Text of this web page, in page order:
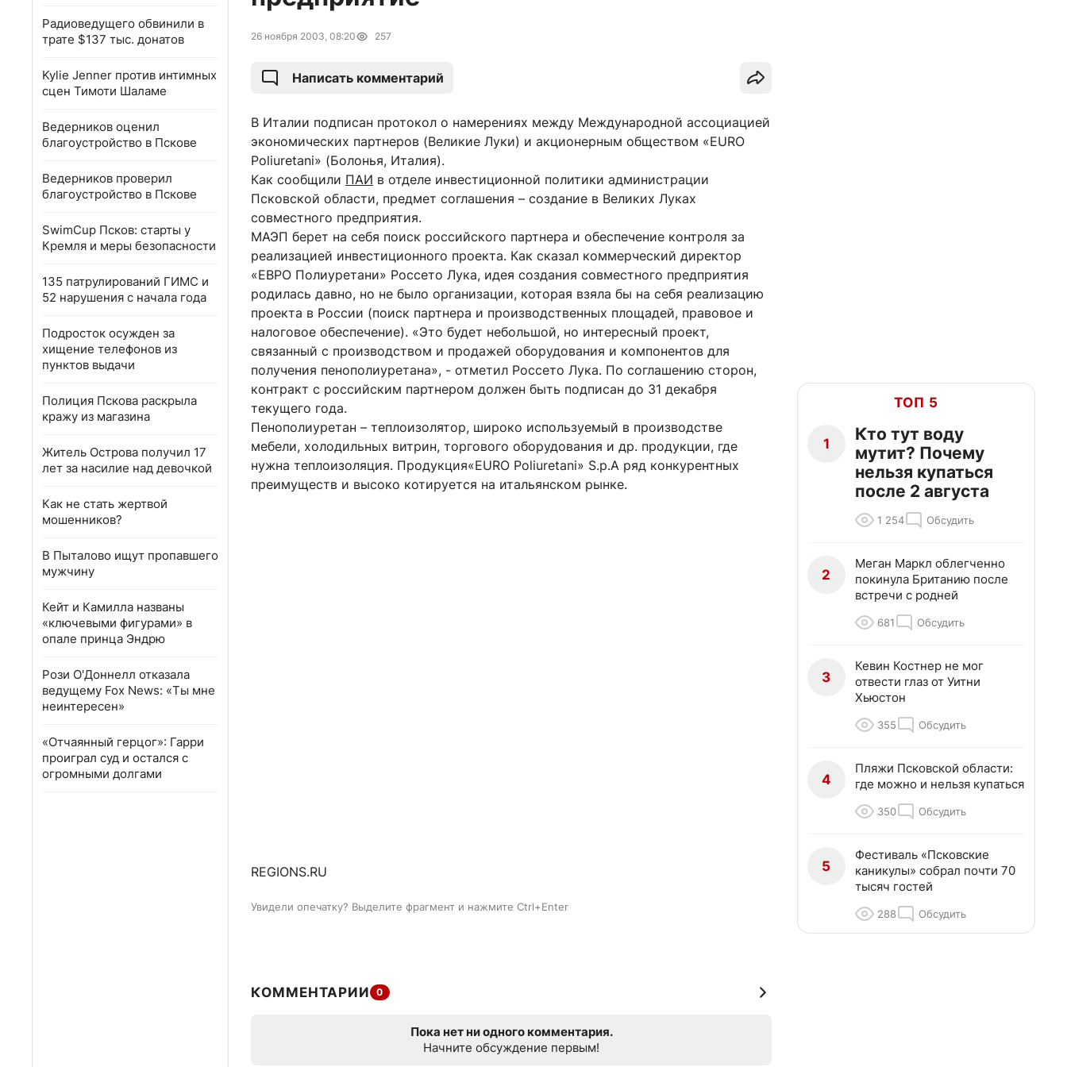
Радиоведущего обвинили в
трате $137 тыс. донатов
Kylie Jenner против интимных
сцен Тимоти Шаламе
Ведерников оценил
благоустройство в Пскове
Ведерников проверил
благоустройство в Пскове
SwimCup Псков: старты у
Кремля и меры безопасности
135 патрулирований ГИМС и
52 нарушения с начала года
Подросток осужден за
хищение телефонов из
пунктов выдачи
Полиция Пскова раскрыла
кражу из магазина
Житель Острова получил 17
лет за насилие над девочкой
Как не стать жертвой
мошенников?
В Пыталово ищут пропавшего
мужчину
Кейт и Камилла названы
«ключевыми фигурами» в
опале принца Эндрю
Рози О'Доннелл отказала
ведущему Fox News: «Ты мне
неинтересен»
«Отчаянный герцог»: Гарри
проиграл суд и остался с
огромными долгами
26 ноября 2003, 08:20 257
Написать комментарий
В Италии подписан протокол о намерениях между Международной ассоциацией
экономических партнеров (Великие Луки) и акционерным обществом «EURO
Poliuretani» (Болонья, Италия).
Как сообщили ПАИ в отделе инвестиционной политики администрации
Псковской области, предмет соглашения – создание в Великих Луках
совместного предприятия.
МАЭП берет на себя поиск российского партнера и обеспечение контроля за
реализацией инвестиционного проекта. Как сказал коммерческий директор
«ЕВРО Полиуретани» Россето Лука, идея создания совместного предприятия
родилась давно, но не было организации, которая взяла бы на себя реализацию
проекта в России (поиск партнера и производственных площадей, правовое и
налоговое обеспечение). «Это будет небольшой, но интересный проект,
связанный с производством и продажей оборудования и компонентов для
получения пенополиуретана», - отметил Россето Лука. По соглашению сторон,
контракт с российским партнером должен быть подписан до 31 декабря
текущего года.
Пенополиуретан – теплоизолятор, широко используемый в производстве
мебели, холодильных витрин, торгового оборудования и др. продукции, где
нужна теплоизоляция. Продукция«EURO Poliuretani» S.p.A ряд конкурентных
преимуществ и высоко котируется на итальянском рынке.
REGIONS.RU
Увидели опечатку? Выделите фрагмент и нажмите Ctrl+Enter
КОММЕНТАРИИ 0
Пока нет ни одного комментария.
Начните обсуждение первым!
ТОП 5
1
Кто тут воду
мутит? Почему
нельзя купаться
после 2 августа
1 254 Обсудить
2
Меган Маркл облегченно
покинула Британию после
встречи с родней
681 Обсудить
3
Кевин Костнер не мог
отвести глаз от Уитни
Хьюстон
355 Обсудить
4
Пляжи Псковской области:
где можно и нельзя купаться
350 Обсудить
5
Фестиваль «Псковские
каникулы» собрал почти 70
тысяч гостей
288 Обсудить